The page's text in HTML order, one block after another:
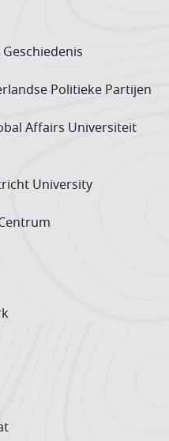
Politieke Partijen
Affairs Universiteit
University